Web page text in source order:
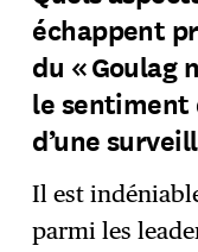
échappent
du « Goulag
le
d’une
Il est
parmi les